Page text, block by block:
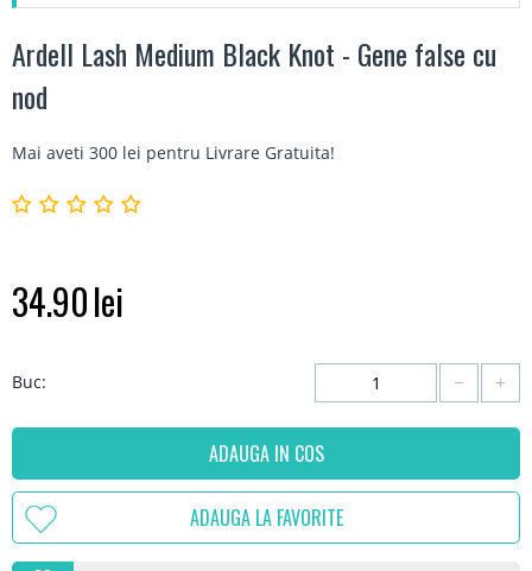
Ardell Lash Medium Black Knot - Gene false cu
nod
Mai aveti 300 lei pentru Livrare Gratuita!
34.90lei
Buc: +
−
ADAUGA IN COS
ADAUGA LA FAVORITE